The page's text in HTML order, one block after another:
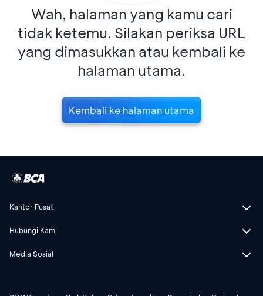
Wah, halaman yang kamu cari
tidak ketemu. Silakan periksa URL
yang dimasukkan atau kembali ke
halaman utama.
Kembali ke halaman utama
Kantor Pusat
Hubungi Kami
Media Sosial